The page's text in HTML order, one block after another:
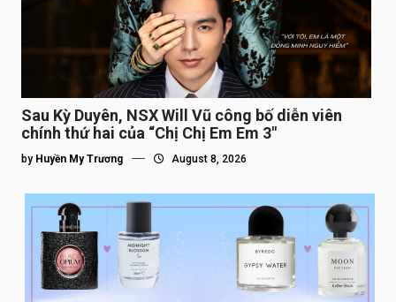
Sau Kỳ Duyên, NSX Will Vũ công bố diễn viên
chính thứ hai của “Chị Chị Em Em 3″
by Huyền My Trương August 8, 2026